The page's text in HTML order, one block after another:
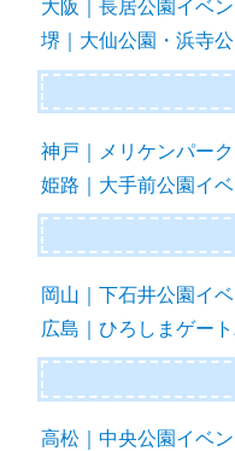
大阪｜長居公園イベン
堺｜大仙公園・浜寺
神戸｜メリケンパー
姫路｜大手前公園イベ
岡山｜下石井公園イベ
広島｜ひろしまゲー
高松｜中央公園イベン